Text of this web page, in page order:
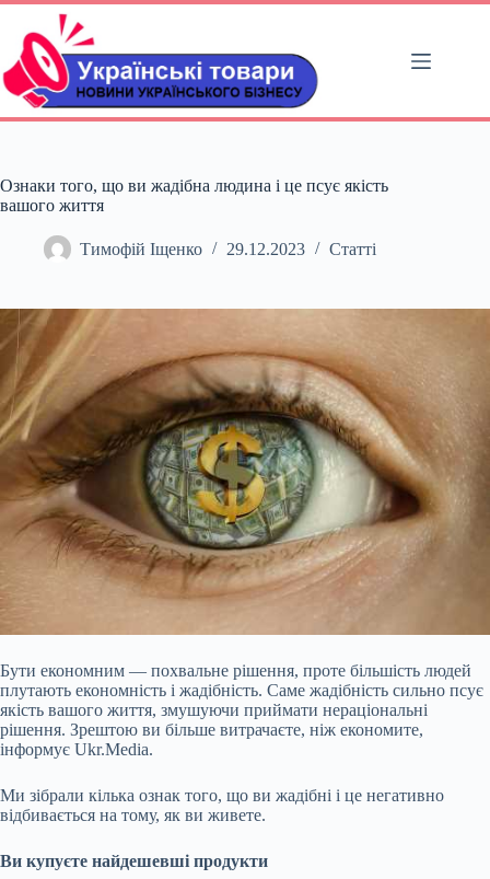
Перейти
вмісту
Ознаки того, що ви жадібна людина і це псує якість
вашого життя
Тимофій Іщенко 29.12.2023 Статті
Бути економним — похвальне рішення, проте більшість людей
плутають економність і жадібність. Саме жадібність сильно псує
якість вашого життя, змушуючи приймати нераціональні
рішення. Зрештою ви більше витрачаєте, ніж економите,
інформує Ukr.Media.
Ми зібрали кілька ознак того, що ви жадібні і це негативно
відбивається на тому, як ви живете.
Ви купуєте найдешевші продукти